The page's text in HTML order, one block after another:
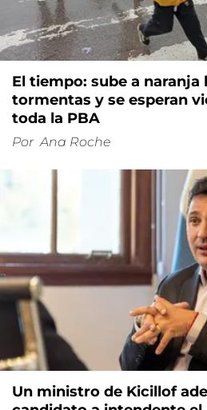
El tiempo: sube a naranja
tormentas y se esperan
toda la PBA
Por Ana Roche
Un ministro de Kicillof